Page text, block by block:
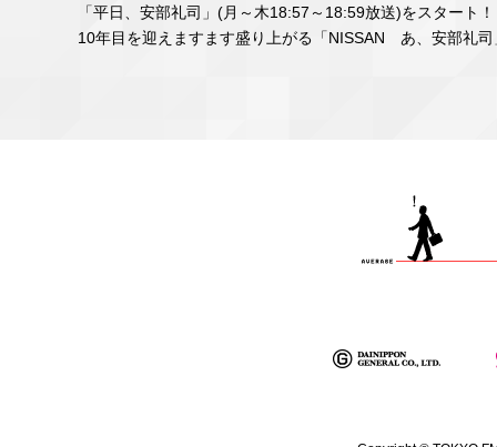
「平日、安部礼司」(月～木18:57～18:59放送)をスタート！
10年目を迎えますます盛り上がる「NISSAN あ、安部礼